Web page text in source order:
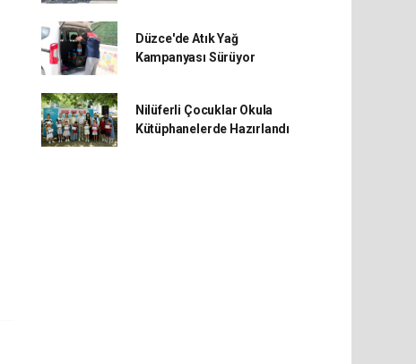
Düzce'de Atık Yağ
Kampanyası Sürüyor
Nilüferli Çocuklar Okula
Kütüphanelerde Hazırlandı